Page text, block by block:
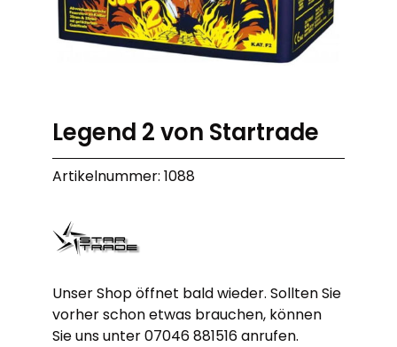
Legend 2 von Startrade
Artikelnummer: 1088
Unser Shop öffnet bald wieder. Sollten Sie
vorher schon etwas brauchen, können
Sie uns unter 07046 881516 anrufen.